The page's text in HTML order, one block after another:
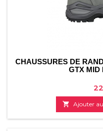
CHAUSSURES DE
GTX MID
 Ajouter